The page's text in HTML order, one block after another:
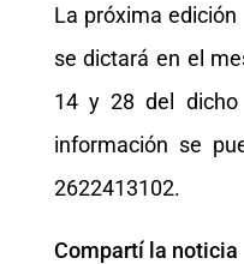
La próxima
se dictará en el
14 y 28 del
información se
2622413102.
Compartí la noticia